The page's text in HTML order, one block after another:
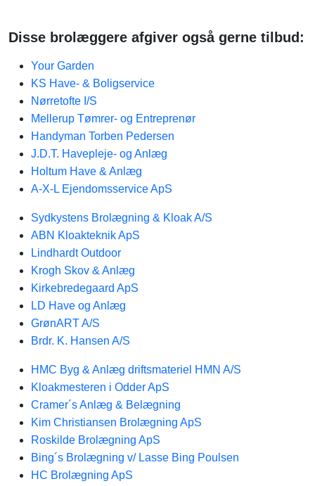
Disse brolæggere afgiver også gerne tilbud:
Your Garden
KS Have- & Boligservice
Nørretofte I/S
Mellerup Tømrer- og Entreprenør
Handyman Torben Pedersen
J.D.T. Havepleje- og Anlæg
Holtum Have & Anlæg
A-X-L Ejendomsservice ApS
Sydkystens Brolægning & Kloak A/S
ABN Kloakteknik ApS
Lindhardt Outdoor
Krogh Skov & Anlæg
Kirkebredegaard ApS
LD Have og Anlæg
GrønART A/S
Brdr. K. Hansen A/S
HMC Byg & Anlæg driftsmateriel HMN A/S
Kloakmesteren i Odder ApS
Cramer´s Anlæg & Belægning
Kim Christiansen Brolægning ApS
Roskilde Brolægning ApS
Bing´s Brolægning v/ Lasse Bing Poulsen
HC Brolægning ApS